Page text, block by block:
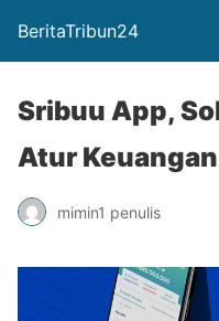
BeritaTribun24
Sribuu App,
Atur
mimin1 penulis